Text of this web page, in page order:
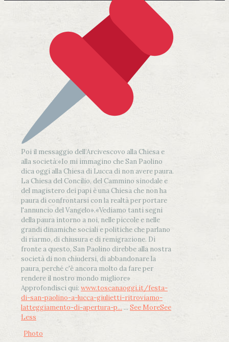
Poi il messaggio dell’Arcivescovo alla Chiesa e
alla società:«Io mi immagino che San Paolino
dica oggi alla Chiesa di Lucca di non avere paura.
La Chiesa del Concilio, del Cammino sinodale e
del magistero dei papi è una Chiesa che non ha
paura di confrontarsi con la realtà per portare
l'annuncio del Vangelo».«Vediamo tanti segni
della paura intorno a noi, nelle piccole e nelle
grandi dinamiche sociali e politiche che parlano
di riarmo, di chiusura e di remigrazione. Di
fronte a questo, San Paolino direbbe alla nostra
società di non chiudersi, di abbandonare la
paura, perché c'è ancora molto da fare per
rendere il nostro mondo migliore»
Approfondisci qui: www.toscanaoggi.it/festa-
di-san-paolino-a-lucca-giulietti-ritroviamo-
latteggiamento-di-apertura-p... ... See MoreSee
Less
Photo